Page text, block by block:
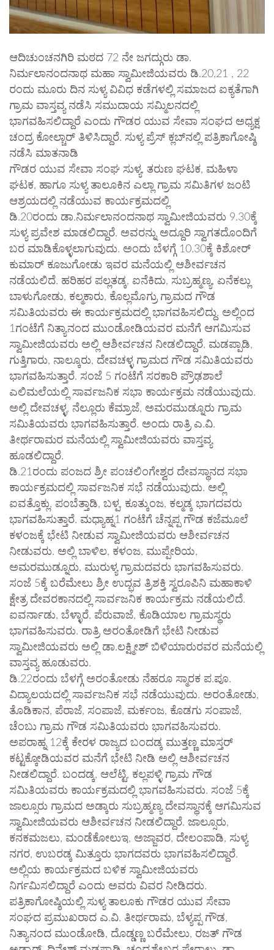
ಆದಿಚುಂಚನಗಿರಿ ಮಠದ 72 ನೇ ಜಗದ್ಗುರು ಡಾ.
ನಿರ್ಮಲಾನಂದನಾಥ ಮಹಾ ಸ್ವಾಮೀಜಿಯವರು ಡಿ.20,21 , 22
ರಂದು ಮೂರು ದಿನ ಸುಳ್ಯ ವಿವಿಧ ಕಡೆಗಳಲ್ಲಿ ಸಮಾಜದ ಐಕ್ಯತೆಗಾಗಿ
ಗ್ರಾಮ ವಾಸ್ತವ್ಯ ನಡೆಸಿ ಸಮುದಾಯ ಸಮ್ಮಿಲನದಲ್ಲಿ
ಭಾಗವಹಿಸಲಿದ್ದಾರೆ ಎಂದು ಗೌಡರ ಯುವ ಸೇವಾ ಸಂಘದ ಅಧ್ಯಕ್ಷ
ಚಂದ್ರ ಕೋಲ್ಚಾರ್ ತಿಳಿಸಿದ್ದಾರೆ. ಸುಳ್ಯ ಪ್ರೆಸ್ ಕ್ಲಬ್‌ನಲ್ಲಿ ಪತ್ರಿಕಾಗೋಷ್ಠಿ
ನಡೆಸಿ ಮಾತನಾಡಿ
ಗೌಡರ ಯುವ ಸೇವಾ ಸಂಘ ಸುಳ್ಯ, ತರುಣ ಘಟಕ, ಮಹಿಳಾ
ಘಟಕ, ಹಾಗೂ ಸುಳ್ಯ ತಾಲೂಕಿನ ಎಲ್ಲಾ ಗ್ರಾಮ ಸಮಿತಿಗಳ ಜಂಟಿ
ಆಶ್ರಯದಲ್ಲಿ ನಡೆಯುವ ಕಾರ್ಯಕ್ರಮದಲ್ಲಿ
ಡಿ.20ರಂದು ಡಾ.ನಿರ್ಮಲಾನಂದನಾಥ ಸ್ವಾಮೀಜಿಯವರು 9.30ಕ್ಕೆ
ಸುಳ್ಯ ಪ್ರವೇಶ ಮಾಡಲಿದ್ದಾರೆ. ಅವರನ್ನು ಅದ್ದೂರಿ ಸ್ವಾಗತದೊಂದಿಗೆ
ಬರ ಮಾಡಿಕೊಳ್ಳಲಾಗುವುದು. ಅಂದು ಬೆಳಗ್ಗೆ 10.30ಕ್ಕೆ ಕಿಶೋರ್
ಕುಮಾರ್ ಕೂಜುಗೋಡು ಇವರ ಮನೆಯಲ್ಲಿ ಆಶೀರ್ವಚನ
ನಡೆಯಲಿದೆ. ಹರಿಹರ ಪಲ್ಲತಡ್ಕ, ಐನೆಕಿದು, ಸುಬ್ರಹ್ಮಣ್ಯ, ಏನೆಕಲ್ಲು
ಬಾಳುಗೋಡು, ಕಲ್ಮಕಾರು, ಕೊಲ್ಲಮೊಗ್ರು ಗ್ರಾಮದ ಗೌಡ
ಸಮಿತಿಯವರು ಈ ಕಾರ್ಯಕ್ರಮದಲ್ಲಿ ಭಾಗವಹಿಸಲಿದ್ದು. ಅಲ್ಲಿಂದ
1ಗಂಟೆಗೆ ನಿತ್ಯಾನಂದ ಮುಂಡೋಡಿಯವರ ಮನೆಗೆ ಆಗಮಿಸುವ
ಸ್ವಾಮೀಜಿಯವರು ಅಲ್ಲಿ ಆಶೀರ್ವಚನ ನೀಡಲಿದ್ದಾರೆ. ಮಡಪ್ಪಾಡಿ,
ಗುತ್ತಿಗಾರು, ನಾಲ್ಕೂರು, ದೇವಚಳ್ಳ ಗ್ರಾಮದ ಗೌಡ ಸಮಿತಿಯವರು
ಭಾಗವಹಿಸುತ್ತಾರೆ. ಸಂಜೆ 5 ಗಂಟೆಗೆ ಸರಕಾರಿ ಪ್ರೌಢಶಾಲೆ
ಎಲಿಮಲೆಯಲ್ಲಿ ಸಾರ್ವಜನಿಕ ಸಭಾ ಕಾರ್ಯಕ್ರಮ ನಡೆಯುವುದು.
ಅಲ್ಲಿ ದೇವಚಳ್ಳ, ನೆಲ್ಲೂರು ಕೆಮ್ರಾಜೆ, ಅಮರಮುಡ್ನೂರು ಗ್ರಾಮ
ಸಮಿತಿಯವರು ಭಾಗವಹಿಸುತ್ತಾರೆ. ಅಂದು ರಾತ್ರಿ ಎ.ವಿ.
ತೀರ್ಥರಾಮರ ಮನೆಯಲ್ಲಿ ಸ್ವಾಮೀಜಿಯವರು ವಾಸ್ತವ್ಯ
ಹೂಡಲಿದ್ದಾರೆ.
ಡಿ.21ರಂದು ಪಂಜದ ಶ್ರೀ ಪಂಚಲಿಂಗೇಶ್ವರ ದೇವಸ್ಥಾನದ ಸಭಾ
ಕಾರ್ಯಕ್ರಮದಲ್ಲಿ ಸಾರ್ವಜನಿಕ ಸಭೆ ನಡೆಯುವುದು. ಅಲ್ಲಿ
ಐವತ್ತೊಕ್ಲು, ಪಂಬೆತ್ತಾಡಿ, ಬಳ್ಪ, ಕೂತ್ಕುಂಜ, ಕಲ್ಮಡ್ಕ ಭಾಗದವರು
ಭಾಗವಹಿಸುತ್ತಾರೆ. ಮಧ್ಯಾಹ್ನ1 ಗಂಟೆಗೆ ಚೆನ್ನಪ್ಪ ಗೌಡ ಕಜೆಮೂಲೆ
ಕಳಂಜಕ್ಕೆ ಭೇಟಿ ನೀಡುವ ಸ್ವಾಮೀಜಿಯವರು ಆಶೀರ್ವಚನ
ನೀಡುವರು. ಅಲ್ಲಿ ಬಾಳಿಲ, ಕಳಂಜ, ಮುಪ್ಪೇರಿಯ,
ಅಮರಮುಡ್ನೂರು, ಮುರುಳ್ಯ ಗ್ರಾಮದವರು ಭಾಗವಹಿಸುವರು.
ಸಂಜೆ 5ಕ್ಕೆ ಬರೆಮೇಲು ಶ್ರೀ ಉದ್ಭವ ತ್ರಿಶಕ್ತಿ ಸ್ವರೂಪಿನಿ ಮಹಾಕಾಳಿ
ಕ್ಷೇತ್ರ ದೇವರಕಾನದಲ್ಲಿ ಸಾರ್ವಜನಿಕ ಕಾರ್ಯಕ್ರಮ ನಡೆಯಲಿದೆ.
ಐವರ್ನಾಡು, ಬೆಳ್ಳಾರೆ, ಪೆರುವಾಜೆ, ಕೊಡಿಯಾಲ ಗ್ರಾಮಸ್ಥರು
ಭಾಗವಹಿಸುವರು. ರಾತ್ರಿ ಅರಂತೋಡಿಗೆ ಭೇಟಿ ನೀಡುವ
ಸ್ವಾಮೀಜಿಯವರು ಅಲ್ಲಿ ಡಾ.ಲಕ್ಷ್ಮೀಶ್ ಬಿಳಿಯಾರುರವರ ಮನೆಯಲ್ಲಿ
ವಾಸ್ತವ್ಯ ಹೂಡುವರು.
ಡಿ.22ರಂದು ಬೆಳಗ್ಗೆ ಅರಂತೋಡು ನೆಹರೂ ಸ್ಮಾರಕ ಪ.ಪೂ.
ವಿದ್ಯಾಲಯದಲ್ಲಿ ಸಾರ್ವಜನಿಕ ಸಭೆ ನಡೆಯುವುದು. ಅರಂತೋಡು,
ತೊಡಿಕಾನ, ಪೆರಾಜೆ, ಸಂಪಾಜೆ, ಮರ್ಕಂಜ, ಕೊಡಗು ಸಂಪಾಜೆ,
ಚೆಂಬು ಗ್ರಾಮ ಗೌಡ ಸಮಿತಿಯವರು ಭಾಗವಹಿಸುವರು.
ಅಪರಾಹ್ನ 12ಕ್ಕೆ ಕೇರಳ ರಾಜ್ಯದ ಬಂದಡ್ಕ ಮುತ್ತಣ್ಣ ಮಾಸ್ತರ್
ಕಟ್ಟಕ್ಕೋಡಿಯವರ ಮನೆಗೆ ಭೇಟಿ ನೀಡಿ ಅಲ್ಲಿ ಆಶೀರ್ವಚನ
ನೀಡಲಿದ್ದಾರೆ. ಬಂದಡ್ಕ, ಆಲೆಟ್ಟಿ, ಕಲ್ಲಪಳ್ಳಿ ಗ್ರಾಮ ಗೌಡ
ಸಮಿತಿಯವರು ಕಾರ್ಯಕ್ರಮದಲ್ಲಿ ಭಾಗವಹಿಸುವರು. ಸಂಜೆ 5ಕ್ಕೆ
ಜಾಲ್ಸೂರು ಗ್ರಾಮದ ಅಡ್ಕಾರು ಸುಬ್ರಹ್ಮಣ್ಯ ದೇವಸ್ಥಾನಕ್ಕೆ ಆಗಮಿಸುವ
ಸ್ವಾಮೀಜಿಯವರು ಆಶೀರ್ವಚನ ನೀಡಲಿದ್ದಾರೆ. ಜಾಲ್ಸೂರು,
ಕನಕಮಜಲು, ಮಂಡೆಕೋಲುಇ, ಅಜ್ಜಾವರ, ದೇಲಂಪಾಡಿ, ಸುಳ್ಯ
ನಗರ, ಉಬರಡ್ಕ ಮಿತ್ತೂರು ಭಾಗದವರು ಭಾಗವಹಿಸಲಿದ್ದಾರೆ.
ಅಲ್ಲಿಯ ಕಾರ್ಯಕ್ರಮದ ಬಳಿಕ ಸ್ವಾಮೀಜಿಯವರು
ನಿರ್ಗಮಿಸಲಿದ್ದಾರೆ ಎಂದು ಅವರು ವಿವರ ನೀಡಿದರು.
ಪತ್ರಿಕಾಗೋಷ್ಠಿಯಲ್ಲಿ ಸುಳ್ಯ ತಾಲೂಕು ಗೌಡರ ಯುವ ಸೇವಾ
ಸಂಘದ ಪ್ರಮುಖರಾದ ಎ.ವಿ. ತೀರ್ಥರಾಮ, ಬೆಳ್ಯಪ್ಪ ಗೌಡ,
ನಿತ್ಯಾನಂದ ಮುಂಡೋಡಿ, ದೊಡ್ಡಣ್ಣ ಬರೆಮೇಲು, ರಜತ್ ಗೌಡ